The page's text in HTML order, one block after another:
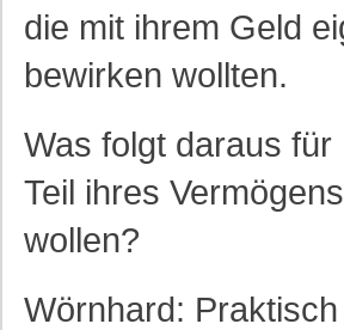
die mit ihrem Geld
bewirken wollten.
Was folgt daraus
Teil ihres
wollen?
Wörnhard: